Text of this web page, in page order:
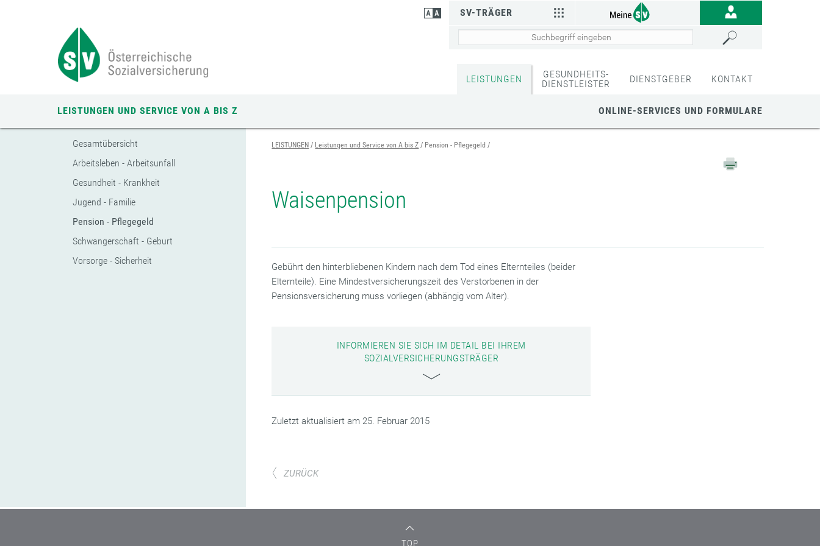
SV-TRÄGER
LEISTUNGEN
GESUNDHEITS-
DIENSTLEISTER
DIENSTGEBER KONTAKT
LEISTUNGEN UND SERVICE VON A BIS Z ONLINE-SERVICES UND FORMULARE
Gesamtübersicht
Arbeitsleben - Arbeitsunfall
Gesundheit - Krankheit
Jugend - Familie
Pension - Pflegegeld
Schwangerschaft - Geburt
Vorsorge - Sicherheit
LEISTUNGEN Leistungen und Service von A bis Z Pension - Pflegegeld
Waisenpension
Gebührt den hinterbliebenen Kindern nach dem Tod eines Elternteiles (beider
Elternteile). Eine Mindestversicherungszeit des Verstorbenen in der
Pensionsversicherung muss vorliegen (abhängig vom Alter).
INFORMIEREN SIE SICH IM DETAIL BEI IHREM
SOZIALVERSICHERUNGSTRÄGER
Zuletzt aktualisiert am 25. Februar 2015
ZURÜCK
TOP